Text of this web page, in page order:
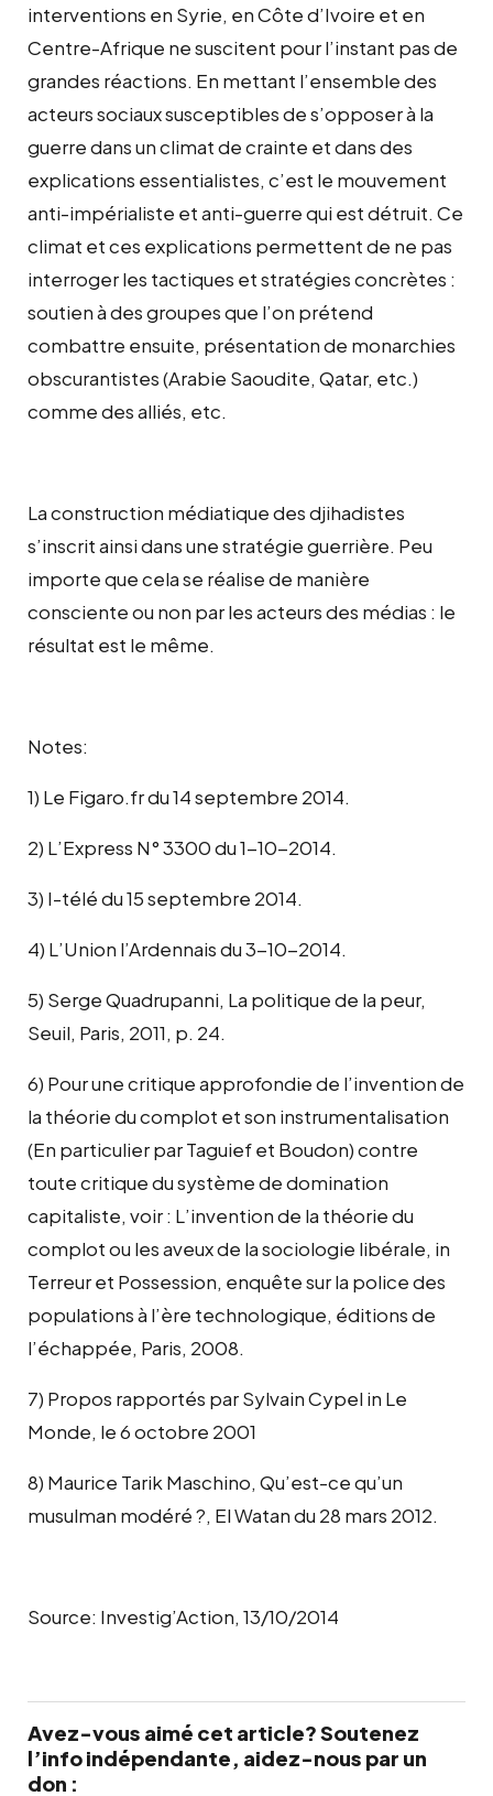
interventions en Syrie, en Côte d’Ivoire et en
Centre-Afrique ne suscitent pour l’instant pas de
grandes réactions. En mettant l’ensemble des
acteurs sociaux susceptibles de s’opposer à la
guerre dans un climat de crainte et dans des
explications essentialistes, c’est le mouvement
anti-impérialiste et anti-guerre qui est détruit. Ce
climat et ces explications permettent de ne pas
interroger les tactiques et stratégies concrètes :
soutien à des groupes que l’on prétend
combattre ensuite, présentation de monarchies
obscurantistes (Arabie Saoudite, Qatar, etc.)
comme des alliés, etc.
La construction médiatique des djihadistes
s’inscrit ainsi dans une stratégie guerrière. Peu
importe que cela se réalise de manière
consciente ou non par les acteurs des médias : le
résultat est le même.
Notes:
1) Le Figaro.fr du 14 septembre 2014.
2) L’Express N° 3300 du 1-10-2014.
3) I-télé du 15 septembre 2014.
4) L’Union l’Ardennais du 3-10-2014.
5) Serge Quadrupanni, La politique de la peur,
Seuil, Paris, 2011, p. 24.
6) Pour une critique approfondie de l’invention de
la théorie du complot et son instrumentalisation
(En particulier par Taguief et Boudon) contre
toute critique du système de domination
capitaliste, voir : L’invention de la théorie du
complot ou les aveux de la sociologie libérale, in
Terreur et Possession, enquête sur la police des
populations à l’ère technologique, éditions de
l’échappée, Paris, 2008.
7) Propos rapportés par Sylvain Cypel in Le
Monde, le 6 octobre 2001
8) Maurice Tarik Maschino, Qu’est-ce qu’un
musulman modéré ?, El Watan du 28 mars 2012.
Source: Investig’Action, 13/10/2014
Avez-vous aimé cet article? Soutenez
l’info indépendante, aidez-nous par un
don :